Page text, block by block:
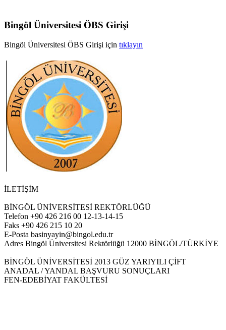
Bingöl Üniversitesi ÖBS Girişi
Bingöl Üniversitesi ÖBS Girişi için tıklayın
İLETİŞİM
BİNGÖL ÜNİVERSİTESİ REKTÖRLÜĞÜ
Telefon +90 426 216 00 12-13-14-15
Faks +90 426 215 10 20
E-Posta basinyayin@bingol.edu.tr
Adres Bingöl Üniversitesi Rektörlüğü 12000 BİNGÖL/TÜRKİYE
BİNGÖL ÜNİVERSİTESİ 2013 GÜZ YARIYILI ÇİFT
ANADAL / YANDAL BAŞVURU SONUÇLARI
FEN-EDEBİYAT FAKÜLTESİ